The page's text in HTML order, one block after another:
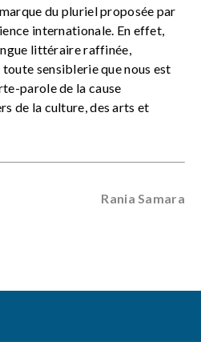
du pluriel proposée par
internationale. En effet,
littéraire raffinée,
sensiblerie que nous est
parole de la cause
de la culture, des arts et
Rania Samara